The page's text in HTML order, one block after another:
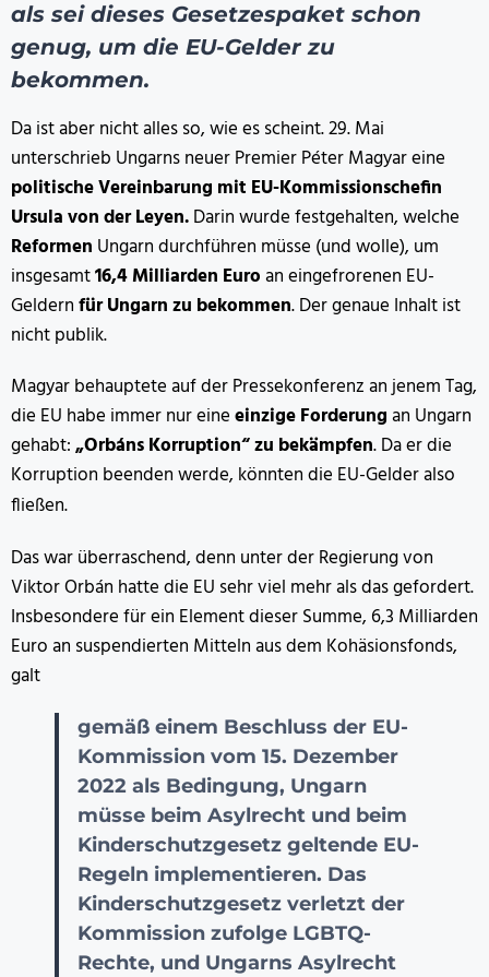
als sei dieses Gesetzespaket schon
genug, um die EU-Gelder zu
bekommen.
Da ist aber nicht alles so, wie es scheint.29. Mai
unterschrieb Ungarns neuer Premier Péter Magyar eine
politische Vereinbarung mit EU-Kommissionschefin
Ursula von der Leyen.Darin wurde festgehalten, welche
Reformen Ungarn durchführen müsse (und wolle), um
insgesamt16,4 Milliarden Euroan eingefrorenen EU-
Geldernfür Ungarn zu bekommen. Der genaue Inhalt ist
nicht publik.
Magyar behauptete auf der Pressekonferenz an jenem Tag,
die EU habe immer nur eineeinzige Forderungan Ungarn
gehabt:„Orbáns Korruption“ zu bekämpfen. Da er die
Korruption beenden werde, könnten die EU-Gelder also
fließen.
Das war überraschend, denn unter der Regierung von
Viktor Orbán hatte die EU sehr viel mehr als das gefordert.
Insbesondere für ein Element dieser Summe, 6,3 Milliarden
Euro an suspendierten Mitteln aus dem Kohäsionsfonds,
galt
gemäß einem Beschluss der EU-
Kommission vom 15. Dezember
2022 als Bedingung, Ungarn
müsse beim Asylrecht und beim
Kinderschutzgesetz geltende EU-
Regeln implementieren. Das
Kinderschutzgesetz verletzt der
Kommission zufolge LGBTQ-
Rechte, und Ungarns Asylrecht